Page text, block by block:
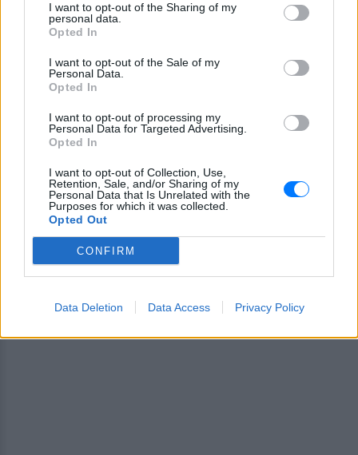
I want to opt-out of the Sharing of my
personal data.
Opted In
I want to opt-out of the Sale of my
Personal Data.
Opted In
I want to opt-out of processing my
Personal Data for Targeted Advertising.
Opted In
I want to opt-out of Collection, Use,
Retention, Sale, and/or Sharing of my
Personal Data that Is Unrelated with the
Purposes for which it was collected.
Opted Out
CONFIRM
Data Deletion Data Access Privacy Policy
Ακολουθήστε το E-Radio.gr στο
Google News
και μάθετε πρώτοι
Για ακόμη περισσότερανέα, μπείτε στηνροή
ειδήσεωντου E-Daily.gr
Ακολουθήστε το E-Radio.gr και στο Instagram